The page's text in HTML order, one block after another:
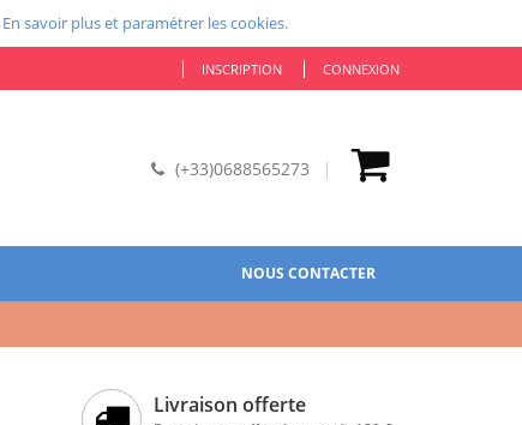
En savoir plus et paramétrer les cookies.
INSCRIPTION CONNEXION
(+33)0688565273
NOUS CONTACTER
Livraison offerte